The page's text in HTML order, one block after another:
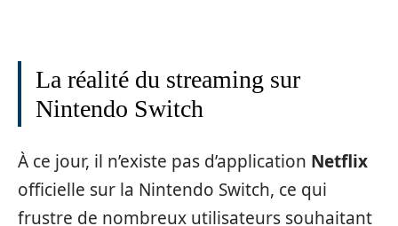
La réalité du streaming sur
Nintendo Switch
À ce jour, il n’existe pas d’application Netflix
officielle sur la Nintendo Switch, ce qui
frustre de nombreux utilisateurs souhaitant